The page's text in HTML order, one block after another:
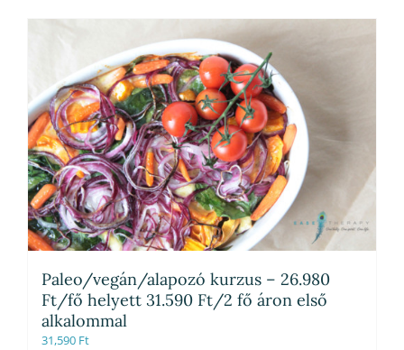
Paleo/vegán/alapozó kurzus – 26.980
Ft/fő helyett 31.590 Ft/2 fő áron első
alkalommal
31,590 Ft